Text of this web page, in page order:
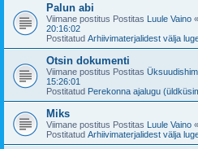
Palun abi
Viimane postitus Postitas Luule Vaino «
20:16:02
Postitatud Arhiivimaterjalidest välja
Otsin dokumenti
Viimane postitus Postitas
15:26:01
Postitatud Perekonna ajalugu
Miks
Viimane postitus Postitas Luule Vaino «
Postitatud Arhiivimaterjalidest välja